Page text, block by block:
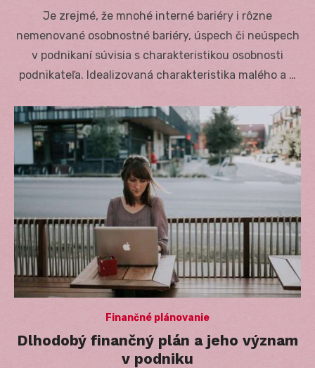
Je zrejmé, že mnohé interné bariéry i rôzne
nemenované osobnostné bariéry, úspech či neúspech
v podnikaní súvisia s charakteristikou osobnosti
podnikateľa. Idealizovaná charakteristika malého a …
Finančné plánovanie
Dlhodobý finančný plán a jeho význam
v podniku